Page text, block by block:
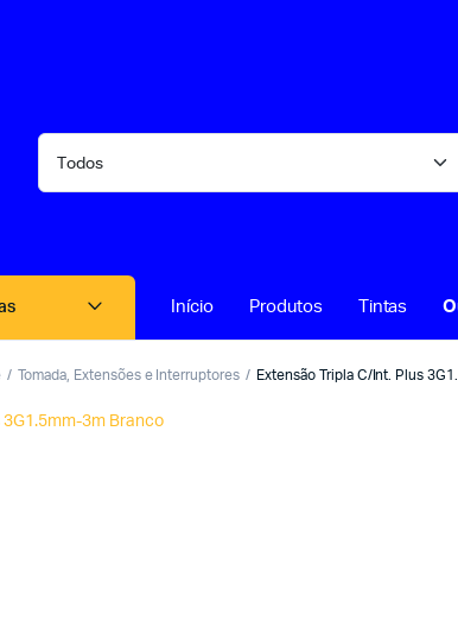
Início Produtos Tintas
Tomada, Extensões e Interruptores Extensão Tripla C/Int. Plus